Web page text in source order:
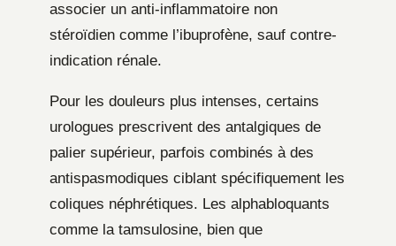
associer un anti-inflammatoire non
stéroïdien comme l’ibuprofène, sauf contre-
indication rénale.
Pour les douleurs plus intenses, certains
urologues prescrivent des antalgiques de
palier supérieur, parfois combinés à des
antispasmodiques ciblant spécifiquement les
coliques néphrétiques. Les alphabloquants
comme la tamsulosine, bien que